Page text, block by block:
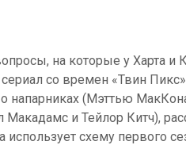
на которые у Харта и
со времен «Твин
напарниках (Мэттью
и Тейлор Китч),
схему первого